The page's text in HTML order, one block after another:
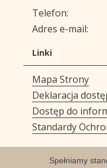
Dane kontaktowe
Telefon
Adres e-mail
Linki
Mapa Strony
Deklaracja
Dostęp do
Standardy
Spełniamy